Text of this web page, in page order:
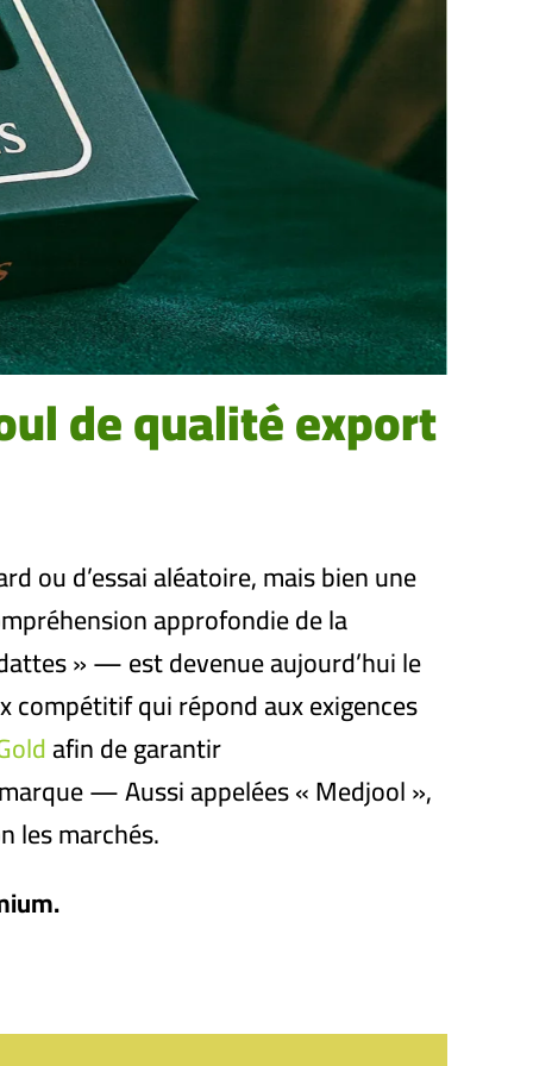
de qualité export
ou d’essai aléatoire, mais bien une
approfondie de la
» — est devenue aujourd’hui le
qui répond aux exigences
afin de garantir
— Aussi appelées « Medjool »,
les marchés.